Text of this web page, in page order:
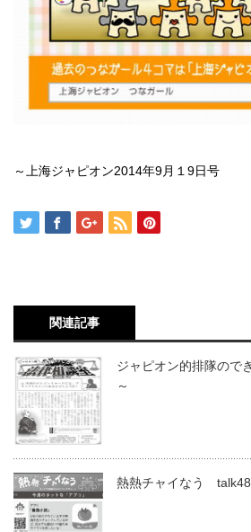
～上海ジャピオン2014年9月１9日号
関連記事
ジャピオン的排隊の
～
熱熱チャイなう